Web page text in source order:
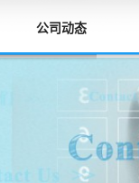
公司动态